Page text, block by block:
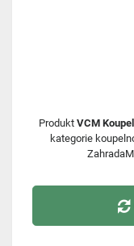
Produkt VCM
kategorie